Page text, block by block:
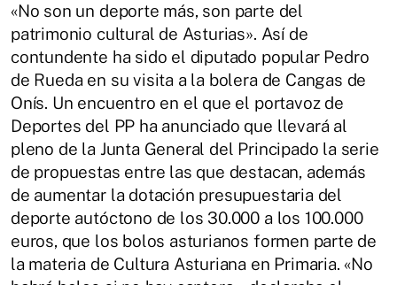
«No son un deporte más, son parte del
patrimonio cultural de Asturias». Así de
contundente ha sido el diputado popular Pedro
de Rueda en su visita a la bolera de Cangas de
Onís. Un encuentro en el que el portavoz de
Deportes del PP ha anunciado que llevará al
pleno de la Junta General del Principado la serie
de propuestas entre las que destacan, además
de aumentar la dotación presupuestaria del
deporte autóctono de los 30.000 a los 100.000
euros, que los bolos asturianos formen parte de
la materia de Cultura Asturiana en Primaria. «No